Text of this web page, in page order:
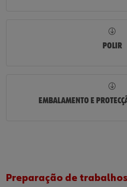
POLIR
EMBALAMENTO E
Preparação de trabalhos